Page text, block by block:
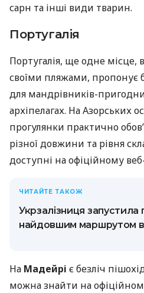
сарн та інші види тварин.
Португалія
Португалія, ще одне місце,
своїми пляжами, пропонує
для мандрівників-
архіпелагах. На Азорських
прогулянки практично
різної довжини та рівня
доступні на офіційному
ЧИТАЙТЕ ТАКОЖ
Укрзалізниця запустила
найдовшим маршрутом в
На Мадейрі є безліч
можна знайти на